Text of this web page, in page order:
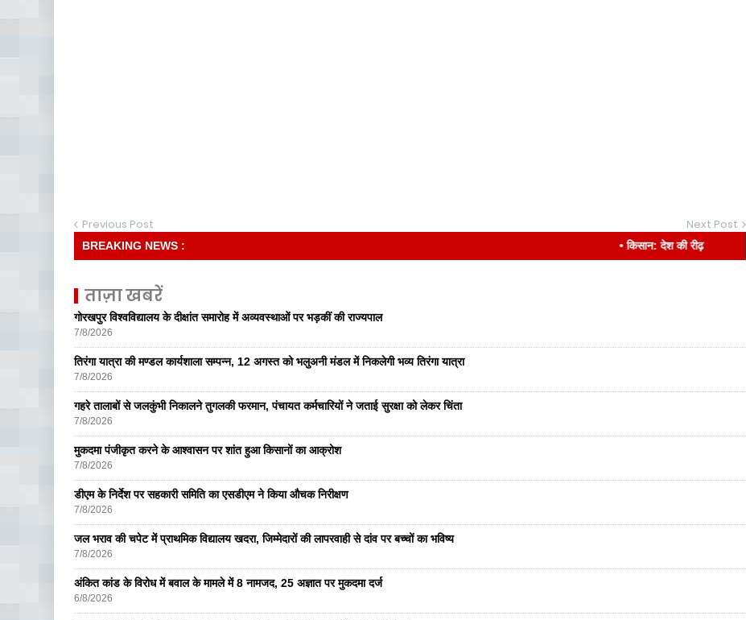
Previous Post Next Post
BREAKING NEWS : • किसान: देश की रीढ़
ताज़ा खबरें
गोरखपुर विश्वविद्यालय के दीक्षांत समारोह में अव्यवस्थाओं पर भड़कीं की राज्यपाल
7/8/2026
तिरंगा यात्रा की मण्डल कार्यशाला सम्पन्न, 12 अगस्त को भलुअनी मंडल में निकलेगी भव्य तिरंगा यात्रा
7/8/2026
गहरे तालाबों से जलकुंभी निकालने तुगलकी फरमान, पंचायत कर्मचारियों ने जताई सुरक्षा को लेकर चिंता
7/8/2026
मुकदमा पंजीकृत करने के आश्वासन पर शांत हुआ किसानों का आक्रोश
7/8/2026
डीएम के निर्देश पर सहकारी समिति का एसडीएम ने किया औचक निरीक्षण
7/8/2026
जल भराव की चपेट में प्राथमिक विद्यालय खदरा, जिम्मेदारों की लापरवाही से दांव पर बच्चों का भविष्य
7/8/2026
अंकित कांड के विरोध में बवाल के मामले में 8 नामजद, 25 अज्ञात पर मुकदमा दर्ज
6/8/2026